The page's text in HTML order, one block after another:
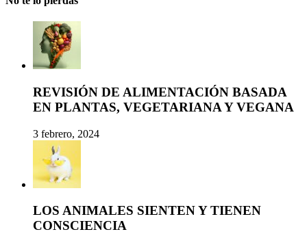
REVISIÓN DE ALIMENTACIÓN BASADA
EN PLANTAS, VEGETARIANA Y VEGANA
3 febrero, 2024
LOS ANIMALES SIENTEN Y TIENEN
CONSCIENCIA